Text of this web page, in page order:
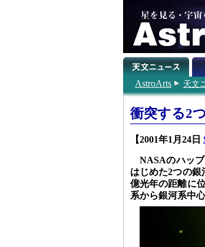
AstroArts 天文
衝突する2
【2001年1月24日
NASAのハッ
はじめた2つの
億光年の距離に
系から銀河系中